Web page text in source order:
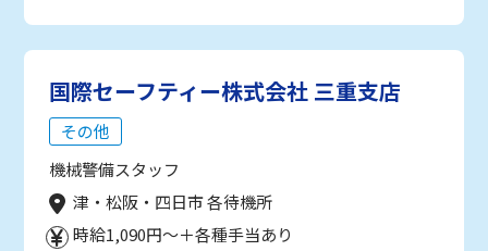
国際セーフティー株式会社 三重支店
その他
機械警備スタッフ
津・松阪・四日市 各待機所
時給1,090円～＋各種手当あり